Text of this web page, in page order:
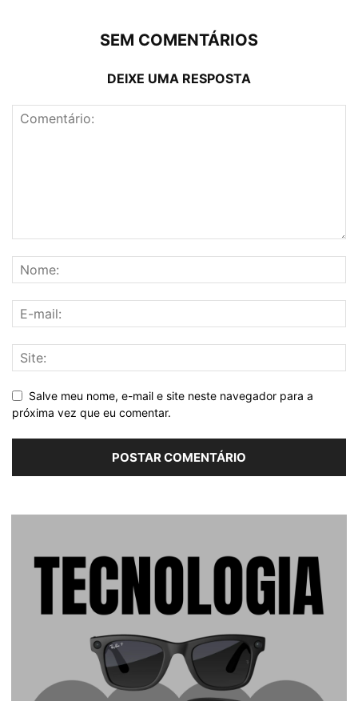
SEM COMENTÁRIOS
DEIXE UMA RESPOSTA
Salve meu nome, e-mail e site neste navegador para a
próxima vez que eu comentar.